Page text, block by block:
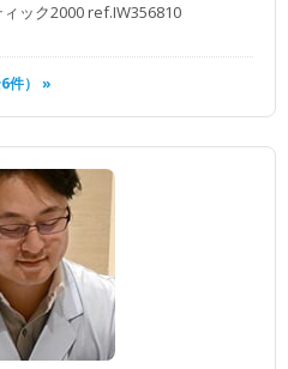
ック2000 ref.IW356810
件） »